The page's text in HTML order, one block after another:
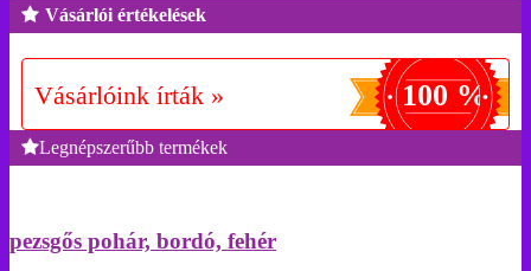
Vásárlói értékelések
Vásárlóink írták » 100 %
Legnépszerűbb termékek
pezsgős pohár, bordó, fehér